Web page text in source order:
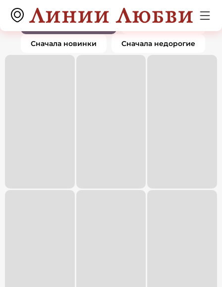
Подвески и кулоны0 товаров
По популярности
Сначала дорогие
Сначала новинки Сначала недорогие